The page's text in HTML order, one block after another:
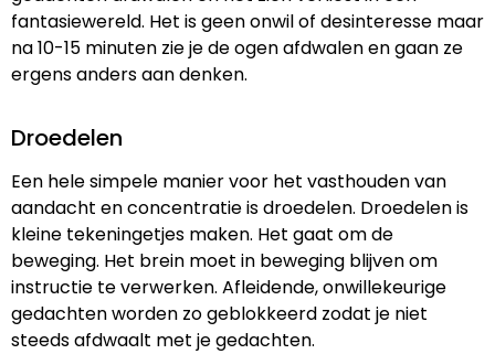
fantasiewereld. Het is geen onwil of desinteresse maar
na 10-15 minuten zie je de ogen afdwalen en gaan ze
ergens anders aan denken.
Droedelen
Een hele simpele manier voor het vasthouden van
aandacht en concentratie is droedelen. Droedelen is
kleine tekeningetjes maken. Het gaat om de
beweging. Het brein moet in beweging blijven om
instructie te verwerken. Afleidende, onwillekeurige
gedachten worden zo geblokkeerd zodat je niet
steeds afdwaalt met je gedachten.